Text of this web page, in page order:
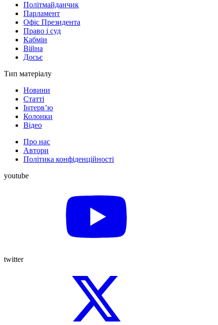
Політмайданчик
Парламент
Офіс Президента
Право і суд
Кабмін
Війна
Досьє
Тип матеріалу
Новини
Статті
Інтерв’ю
Колонки
Відео
Про нас
Автори
Політика конфіденційності
youtube
twitter